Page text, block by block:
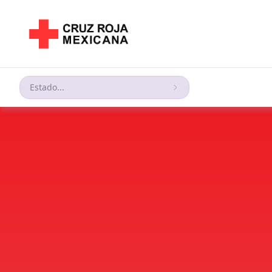
Estado...